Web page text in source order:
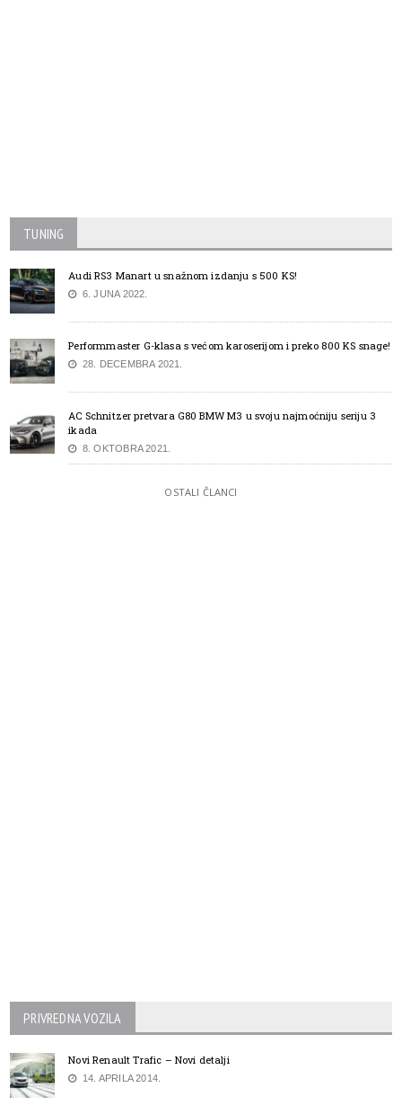
TUNING
Audi RS3 Manart u snažnom izdanju s 500 KS!
6. JUNA 2022.
Performmaster G-klasa s većom karoserijom i preko 800 KS snage!
28. DECEMBRA 2021.
AC Schnitzer pretvara G80 BMW M3 u svoju najmoćniju seriju 3
ikada
8. OKTOBRA 2021.
OSTALI ČLANCI
PRIVREDNA VOZILA
Novi Renault Trafic – Novi detalji
14. APRILA 2014.